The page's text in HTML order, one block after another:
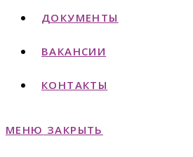
ДОКУМЕНТЫ
ВАКАНСИИ
КОНТАКТЫ
МЕНЮ ЗАКРЫТЬ